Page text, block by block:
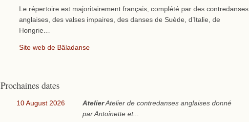
Le répertoire est majoritairement français, complété par des contredanses
anglaises, des valses impaires, des danses de Suède, d’Italie, de
Hongrie…
Site web de Bâladanse
Prochaines dates
10 August 2026 AtelierAtelier de contredanses anglaises donné
par Antoinette et...